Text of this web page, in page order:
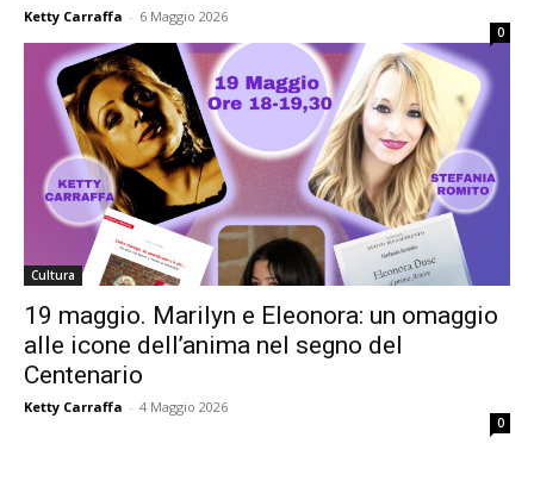
Ketty Carraffa - 6 Maggio 2026
0
Cultura
19 maggio. Marilyn e Eleonora: un omaggio
alle icone dell’anima nel segno del
Centenario
Ketty Carraffa - 4 Maggio 2026
0